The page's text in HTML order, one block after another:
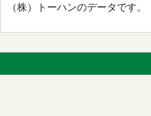
（株）トーハンのデータです。